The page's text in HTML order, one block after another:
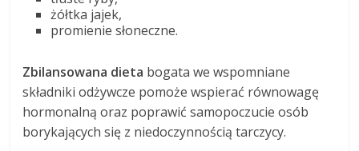
żółtka jajek,
promienie słoneczne.
Zbilansowana dieta bogata we wspomniane
składniki odżywcze pomoże wspierać równowagę
hormonalną oraz poprawić samopoczucie osób
borykających się z niedoczynnością tarczycy.